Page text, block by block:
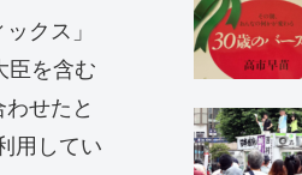
クス」
臣を含む
せたと
用してい